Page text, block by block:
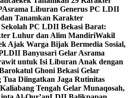
Asrama Liburan Generus PC LDII
Tanamkan Karakter
PC LDII Bekasi Barat:
Luhur dan Alim MandiriWakil
Ajak Warga Bijak Bermedia Sosial,
LDII Banyusari Gelar Asrama
untuk Isi Liburan Anak dengan
Ghoni Bekasi Gelar
Tua Diingatkan Jaga Rutinitas
Tengah Gelar Munaqosah,